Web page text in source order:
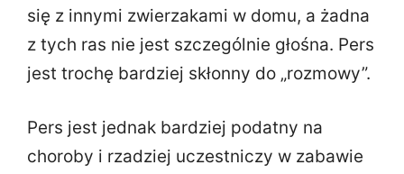
się z innymi zwierzakami w domu, a żadna
z tych ras nie jest szczególnie głośna. Pers
jest trochę bardziej skłonny do „rozmowy”.
Pers jest jednak bardziej podatny na
choroby i rzadziej uczestniczy w zabawie